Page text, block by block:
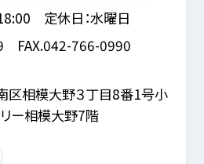
定休日：水曜日
FAX.042-766-0990
区相模大野３丁目8番1号小
ー相模大野7階